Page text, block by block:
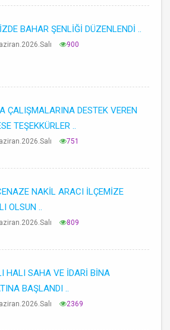
BAHAR ŞENLİĞİ DÜZENLENDİ ..
900
ÇALIŞMALARINA DESTEK VEREN
TEŞEKKÜRLER ..
751
NAKİL ARACI İLÇEMİZE
OLSUN ..
809
HALI SAHA VE İDARİ BİNA
BAŞLANDI ..
2369